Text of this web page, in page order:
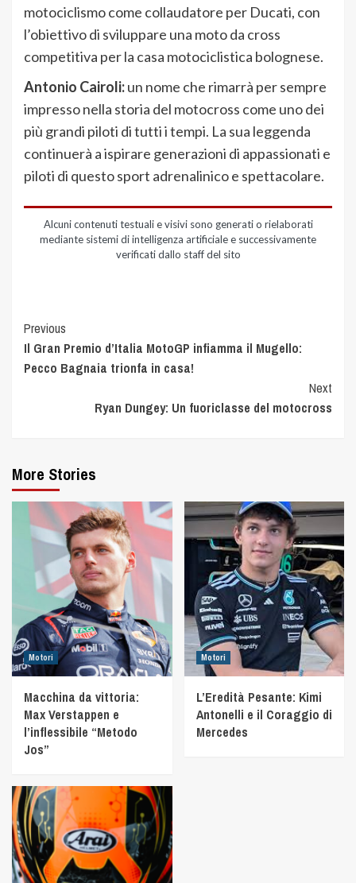
motociclismo come collaudatore per Ducati, con
l’obiettivo di sviluppare una moto da cross
competitiva per la casa motociclistica bolognese.
Antonio Cairoli:un nome che rimarrà per sempre
impresso nella storia del motocross come uno dei
più grandi piloti di tutti i tempi. La sua leggenda
continuerà a ispirare generazioni di appassionati e
piloti di questo sport adrenalinico e spettacolare.
Alcuni contenuti testuali e visivi sono generati o rielaborati
mediante sistemi di intelligenza artificiale e successivamente
verificati dallo staff del sito
Previous
Il Gran Premio d’Italia MotoGP infiamma il Mugello:
Pecco Bagnaia trionfa in casa!
Next
Ryan Dungey: Un fuoriclasse del motocross
More Stories
Motori
Macchina da vittoria:
Max Verstappen e
l’inflessibile “Metodo
Jos”
Motori
L’Eredità Pesante: Kimi
Antonelli e il Coraggio di
Mercedes